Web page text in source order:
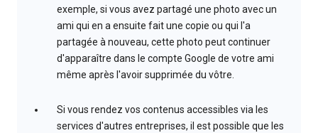
exemple, si vous avez partagé une photo avec un
ami qui en a ensuite fait une copie ou qui l'a
partagée à nouveau, cette photo peut continuer
d'apparaître dans le compte Google de votre ami
même après l'avoir supprimée du vôtre.
Si vous rendez vos contenus accessibles via les
services d'autres entreprises, il est possible que les